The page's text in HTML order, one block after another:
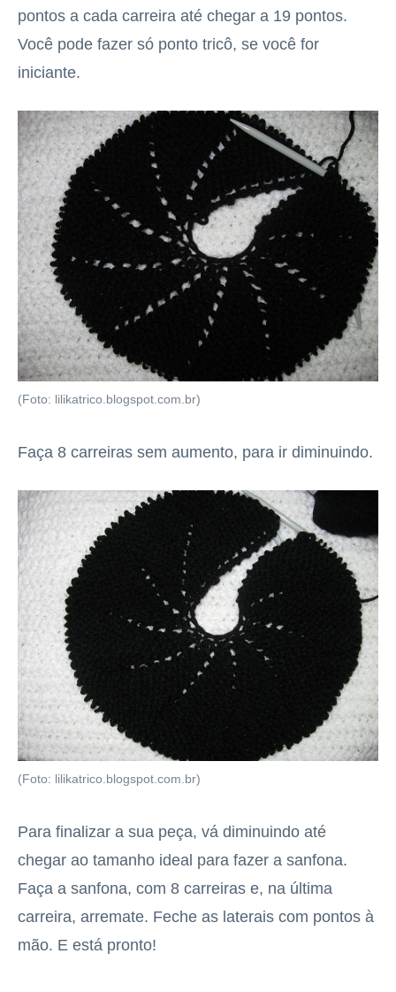
pontos a cada carreira até chegar a 19 pontos.
Você pode fazer só ponto tricô, se você for
iniciante.
(Foto: lilikatrico.blogspot.com.br)
Faça 8 carreiras sem aumento, para ir diminuindo.
(Foto: lilikatrico.blogspot.com.br)
Para finalizar a sua peça, vá diminuindo até
chegar ao tamanho ideal para fazer a sanfona.
Faça a sanfona, com 8 carreiras e, na última
carreira, arremate. Feche as laterais com pontos à
mão. E está pronto!